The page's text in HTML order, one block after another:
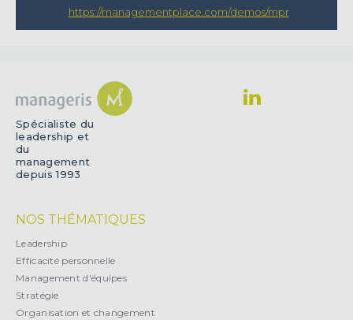
https://managementplace.com/demos/mpr
Spécialiste du
leadership et
du
management
depuis 1993
NOS THÉMATIQUES
Leadership
Efficacité personnelle
Management d'équipes
Stratégie
Organisation et changement